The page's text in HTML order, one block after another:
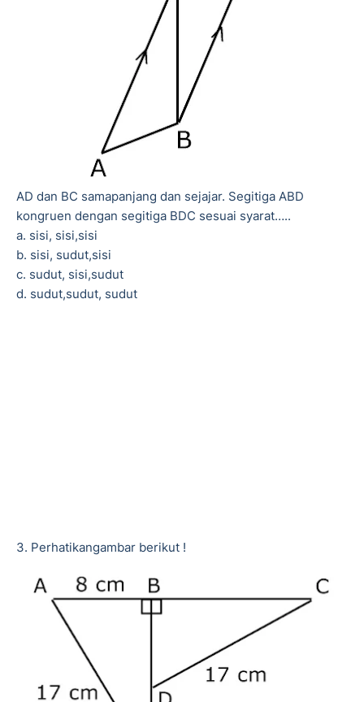
AD dan BC samapanjang dan sejajar. Segitiga ABD
kongruen dengan segitiga BDC sesuai syarat…..
a. sisi, sisi,sisi
b. sisi, sudut,sisi
c. sudut, sisi,sudut
d. sudut,sudut, sudut
3. Perhatikangambar berikut !